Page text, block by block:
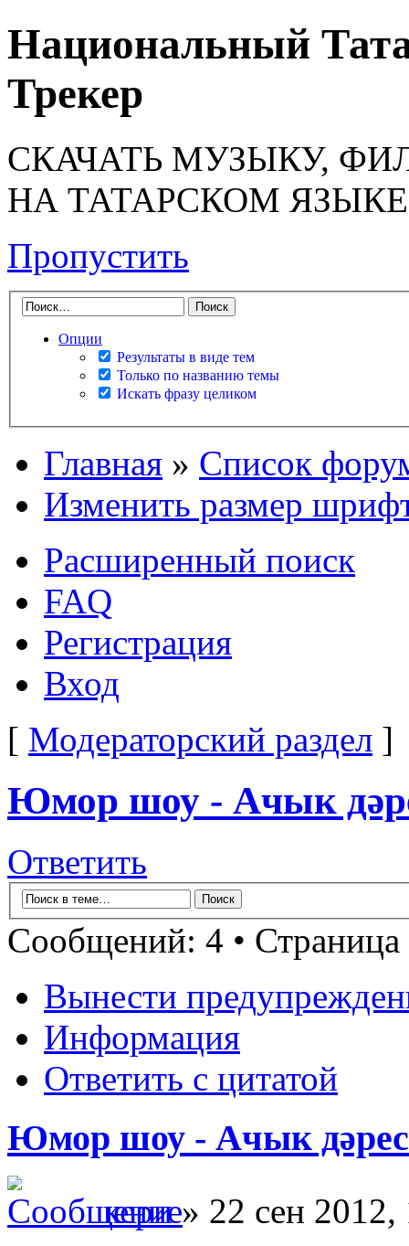
Национальный
Трекер
СКАЧАТЬ МУЗЫКУ,
НА ТАТАРСКОМ ЯЗЫКЕ
Пропустить
Опции
Результаты в виде тем
Только по названию темы
Искать фразу целиком
Главная » Список
Изменить размер
Расширенный поиск
FAQ
Регистрация
Вход
[ Модераторский раздел ]
Юмор шоу - Ачык
Ответить
Сообщений: 4 • Страница
Вынести
Информация
Ответить с цитатой
Юмор шоу - Ачык
кери» 22 сен 2012,